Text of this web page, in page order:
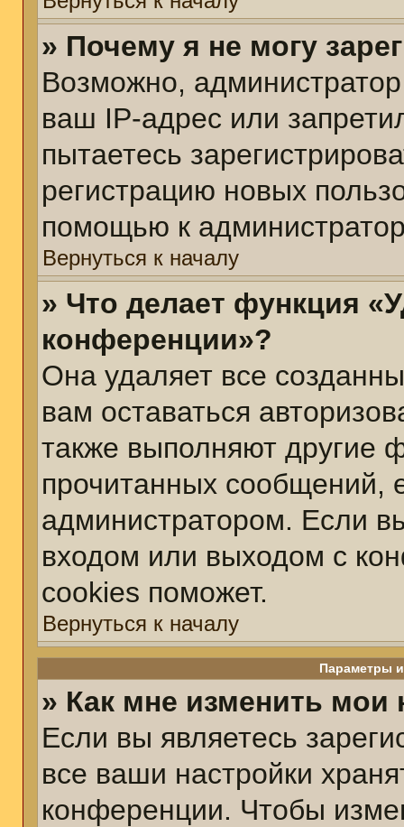
» Почему я не могу
Возможно,
ваш IP-адрес или
пытаетесь
регистрацию новых
помощью к
Вернуться к началу
» Что делает функция
конференции»?
Она удаляет все
вам оставаться
также выполняют другие
прочитанных сообщений,
администратором. Если
входом или выходом с
cookies поможет.
Вернуться к началу
Параметры
» Как мне изменить мои
Если вы являетесь
все ваши настройки
конференции. Чтобы